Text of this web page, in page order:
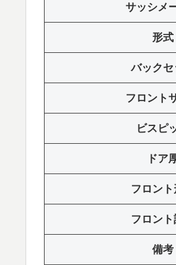
サッシメ
形式
バックセ
フロント
ビスピ
ドア
フロン
フロン
備考